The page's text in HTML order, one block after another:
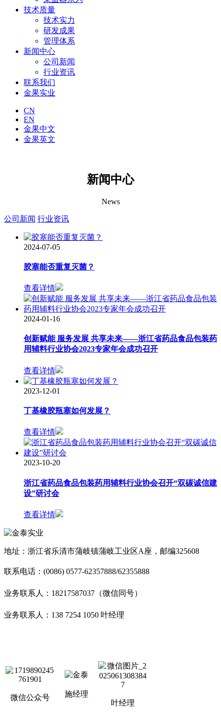
技术质量
技术实力
研发成果
管理体系
新闻中心
公司新闻
行业资讯
联系我们
金果实业
CN
EN
金果中文
金果英文
新闻中心
News
公司新闻 行业资讯
2024-07-05
胶塞能否重复灭菌？
查看详情
2024-01-16
创新赋能 服务发展 共享未来——浙江省药品食品包装药
用辅料行业协会2023专家年会成功召开
查看详情
2023-12-01
丁基橡胶瓶塞如何发展？
查看详情
2023-10-20
浙江省药品食品包装药用辅料行业协会召开“双碳诚信建
设”研讨会
查看详情
地址：浙江省乐清市蒲岐镇蒲岐工业区A座，邮编325608
联系电话：(0086) 0577-62357888/62355888
业务联系人：18217587037（微信同号）
业务联系人：138 7254 1050 叶经理
微信公众号
施经理
叶经理